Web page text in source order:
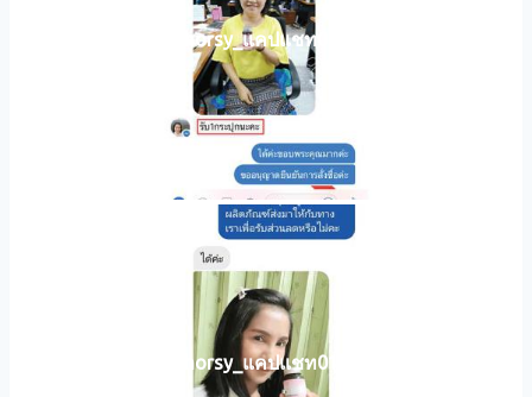
horsy_แคปแชท012
horsy_แคปแชท013